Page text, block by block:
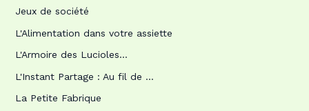
Jeux de société
L'Alimentation dans votre assiette
L'Armoire des Lucioles…
L'Instant Partage : Au fil de …
La Petite Fabrique